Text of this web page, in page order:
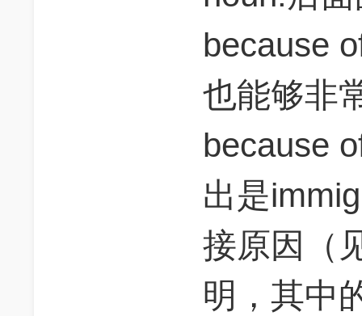
because
也能够非
because
出是
接原因（
明，其中